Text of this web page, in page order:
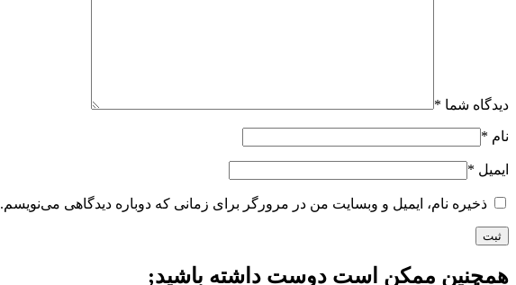
دیدگاه شما *
نام *
ایمیل *
ذخیره نام، ایمیل و وبسایت من در مرورگر برای زمانی که دوباره دیدگاهی می‌نویسم.
همچنین ممکن است دوست داشته باشید;